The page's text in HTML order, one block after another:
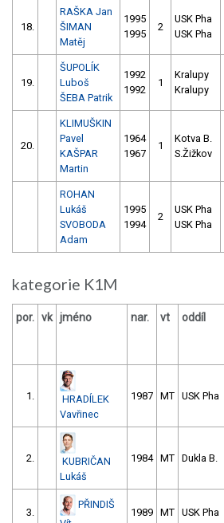
18.
RAŠKA Jan
ŠIMAN
Matěj
1995
1995
2
USK Pha
USK Pha
19.
ŠUPOLÍK
Luboš
ŠEBA Patrik
1992
1992
1
Kralupy
Kralupy
20.
KLIMUŠKIN
Pavel
KAŠPAR
Martin
1964
1967
1
Kotva B.
S.Žižkov
ROHAN
Lukáš
SVOBODA
Adam
1995
1994
2
USK Pha
USK Pha
kategorie K1M
por. vk jméno nar. vt oddíl
1.
HRADÍLEK
Vavřinec
1987 MT USK Pha
2.
KUBRIČAN
Lukáš
1984 MT Dukla B.
3.
PŘINDIŠ
1989 MT USK Pha